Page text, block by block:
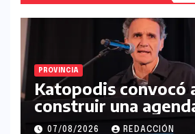
PROVINCIA
Katopodis convocó
construir una
futuro de la Región
07/08/2026 REDACCIÓN